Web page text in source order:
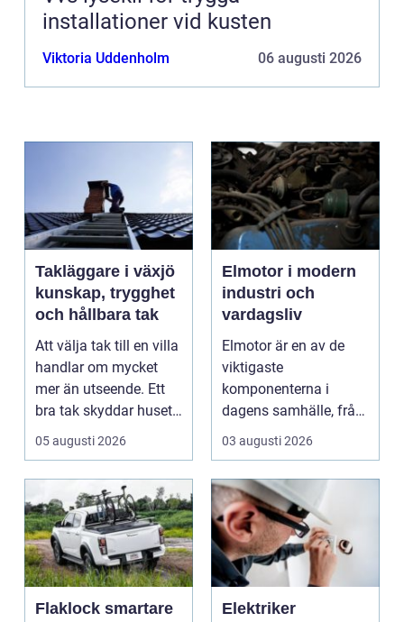
installationer vid kusten
Viktoria Uddenholm 06 augusti 2026
Takläggare i växjö
kunskap, trygghet
och hållbara tak
Att välja tak till en villa
handlar om mycket
mer än utseende. Ett
bra tak skyddar huset
mot regn, s...
05 augusti 2026
Elmotor i modern
industri och
vardagsliv
Elmotor är en av de
viktigaste
komponenterna i
dagens samhälle, från
små hushållsapparater
till stor...
03 augusti 2026
Flaklock smartare
Elektriker